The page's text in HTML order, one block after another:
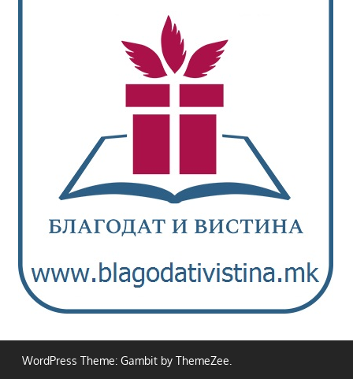
WordPress Theme: Gambit by ThemeZee.